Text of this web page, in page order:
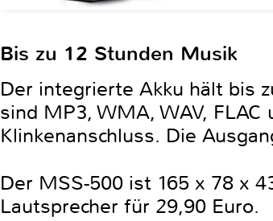
Bis zu 12 Stunden Musik
Der integrierte Akku hält bis
sind MP3, WMA, WAV,
Klinkenanschluss. Die
Der MSS-500 ist 165 x 78 x
Lautsprecher für 29,90 Euro.